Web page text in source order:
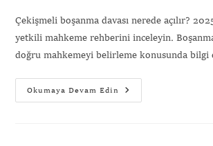
Çekişmeli boşanma davası nerede açılır?
yetkili mahkeme rehberini inceleyin.
doğru mahkemeyi belirleme konusunda bilgi
Okumaya Devam Edin